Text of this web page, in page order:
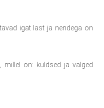
igat last ja nendega on
millel on: kuldsed ja valged